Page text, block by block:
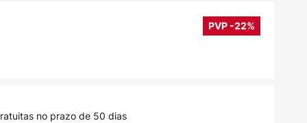
PVP -22%
no prazo de 50 dias